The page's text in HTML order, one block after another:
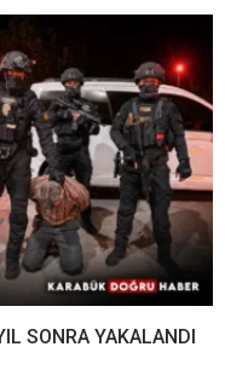
SONRA YAKALANDI